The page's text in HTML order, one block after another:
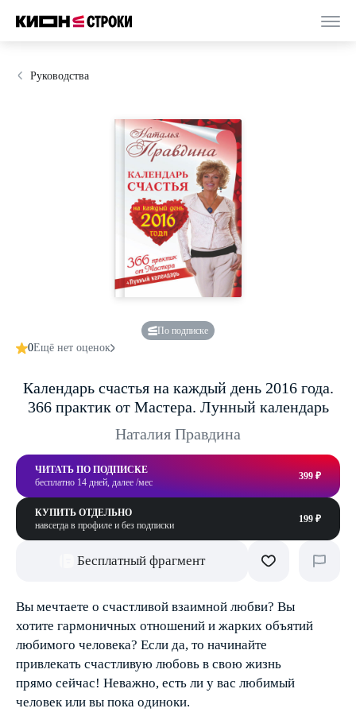
Руководства
По подписке
0Ещё нет оценок
Календарь счастья на каждый день 2016 года.
366 практик от Мастера. Лунный календарь
Наталия Правдина
ЧИТАТЬ ПО ПОДПИСКЕ
бесплатно 14 дней, далее /мес
399 ₽
КУПИТЬ ОТДЕЛЬНО
навсегда в профиле и без подписки
199 ₽
Бесплатный фрагмент
Вы мечтаете о счастливой взаимной любви? Вы
хотите гармоничных отношений и жарких объятий
любимого человека? Если да, то начинайте
привлекать счастливую любовь в свою жизнь
прямо сейчас! Неважно, есть ли у вас любимый
человек или вы пока одиноки.